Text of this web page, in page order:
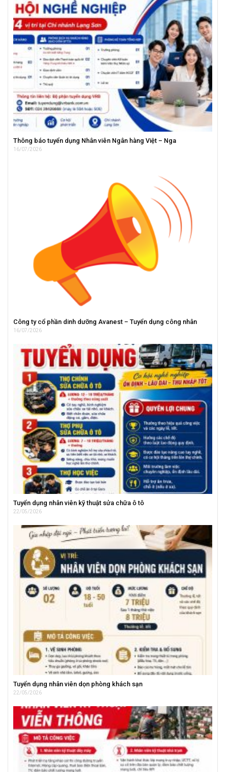
Thông báo tuyển dụng Nhân viên Ngân hàng Việt – Nga
16/07/2026
Công ty cổ phần dinh dưỡng Avanest – Tuyển dụng công nhân
16/07/2026
Tuyển dụng nhân viên kỹ thuật sửa chữa ô tô
22/05/2026
Tuyển dụng nhân viên dọn phòng khách sạn
22/05/2026